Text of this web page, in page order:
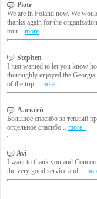
Piotr
We are in Poland now. We
thanks again for the
tour... more
Stephen
I just wanted to let you know
thoroughly enjoyed the
of the trip... more
Алексей
Большое спасибо за теплый
отдельное спасибо... more..
Avi
I want to thank you and
the very good service and...